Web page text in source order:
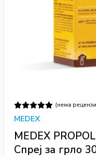
(нема
MEDEX
MEDEX
Спреј за грло